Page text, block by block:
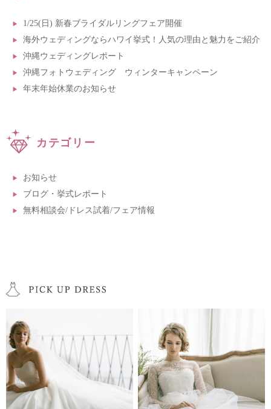
1/25(日) 新春ブライダルリングフェア開催
海外ウェディングならハワイ挙式！人気の理由と魅力をご紹介
沖縄ウェディングレポート
沖縄フォトウェディング ウィンターキャンペーン
年末年始休業のお知らせ
カテゴリー
お知らせ
ブログ・挙式レポート
無料相談会/ドレス試着/フェア情報